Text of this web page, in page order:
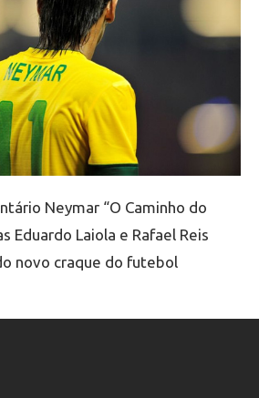
Neymar “O Caminho do
Eduardo Laiola e Rafael Reis
novo craque do futebol